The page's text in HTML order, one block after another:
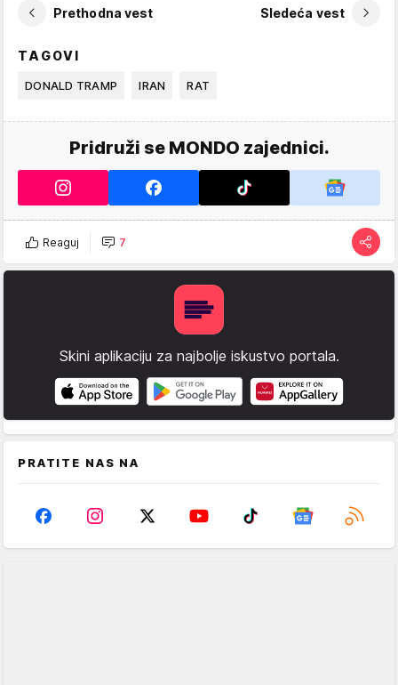
Prethodna vest Sledeća vest
TAGOVI
DONALD TRAMP IRAN RAT
Pridruži se MONDO zajednici.
Reaguj 7
Skini aplikaciju za najbolje iskustvo portala.
PRATITE NAS NA